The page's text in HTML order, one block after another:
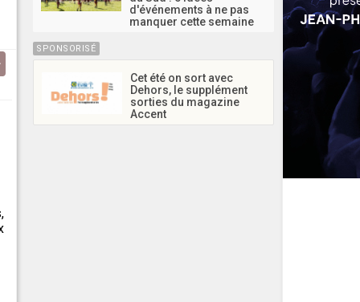
d'événements à ne pas
manquer cette semaine
SPONSORISÉ
Cet été on sort avec
Dehors, le supplément
sorties du magazine
Accent